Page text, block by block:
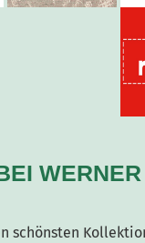
schönsten